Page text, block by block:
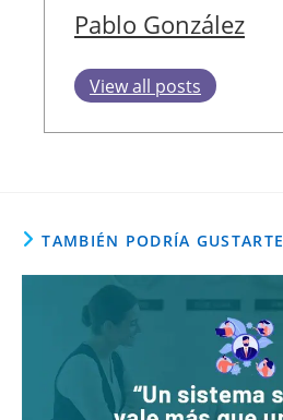
Pablo González
View all posts
TAMBIÉN PODRÍA GUSTARTE